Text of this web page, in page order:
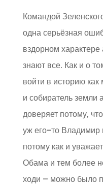
Командой
одна серьёзная
вздорном
знают все. Как и о
войти в историю
и собиратель земли
доверяет потому,
уж его-то Владимир
потому как и
Обама и тем более
ходи – можно было